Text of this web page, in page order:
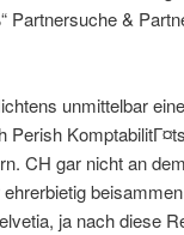
Partnersuche &
unmittelbar
Perish
CH gar nicht an
ja nach diese